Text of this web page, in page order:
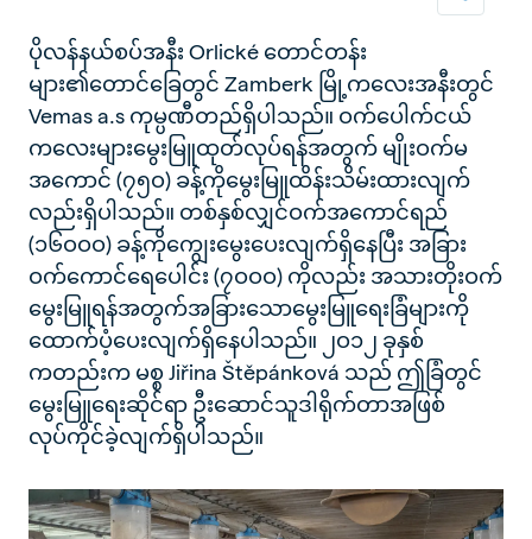
ပိုလန်နယ်စပ်အနီး Orlické တောင်တန်း
များ၏တောင်ခြေတွင် Zamberk မြို့ကလေးအနီးတွင်
Vemas a.s ကုမ္ပဏီတည်ရှိပါသည်။ ဝက်ပေါက်ငယ်
ကလေးများမွေးမြူထုတ်လုပ်ရန်အတွက် မျိုးဝက်မ
အကောင် (၇၅ဝ) ခန့်ကိုမွေးမြူထိန်းသိမ်းထားလျက်
လည်းရှိပါသည်။ တစ်နှစ်လျှင်ဝက်အကောင်ရည်
(၁၆ဝဝဝ) ခန့်ကိုကျွေးမွေးပေးလျက်ရှိနေပြီး အခြား
ဝက်ကောင်ရေပေါင်း (၇ဝဝဝ) ကိုလည်း အသားတိုးဝက်
မွေးမြူရန်အတွက်အခြားသောမွေးမြူရေးခြံများကို
ထောက်ပံ့ပေးလျက်ရှိနေပါသည်။ ၂ဝ၁၂ ခုနှစ်
ကတည်းက မစ္စ Jiřina Štěpánková သည် ဤခြံတွင်
မွေးမြူရေးဆိုင်ရာ ဦးဆောင်သူဒါရိုက်တာအဖြစ်
လုပ်ကိုင်ခဲ့လျက်ရှိပါသည်။